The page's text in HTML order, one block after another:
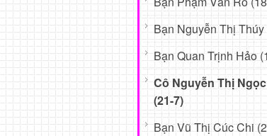
Bạn Nguyễn Thị Thúy
Bạn Quan Trịnh Hảo
Cô Nguyễn Thị
(21-7)
Bạn Vũ Thị Cúc Chi